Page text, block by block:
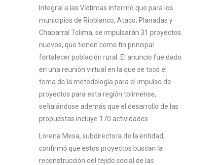
Integral a las Víctimas informó que para los
municipios de Rioblanco, Ataco, Planadas y
Chaparral Tolima, se impulsarán 31 proyectos
nuevos, que tienen como fin principal
fortalecer población rural. El anuncio fue dado
en una reunión virtual en la que se tocó el
tema de la metodología para el impulso de
proyectos para esta región tolimense,
señalándose además que el desarrollo de las
propuestas incluye 170 actividades.
Lorena Mesa, subdirectora de la entidad,
confirmó que estos proyectos buscan la
reconstrucción del tejido social de las